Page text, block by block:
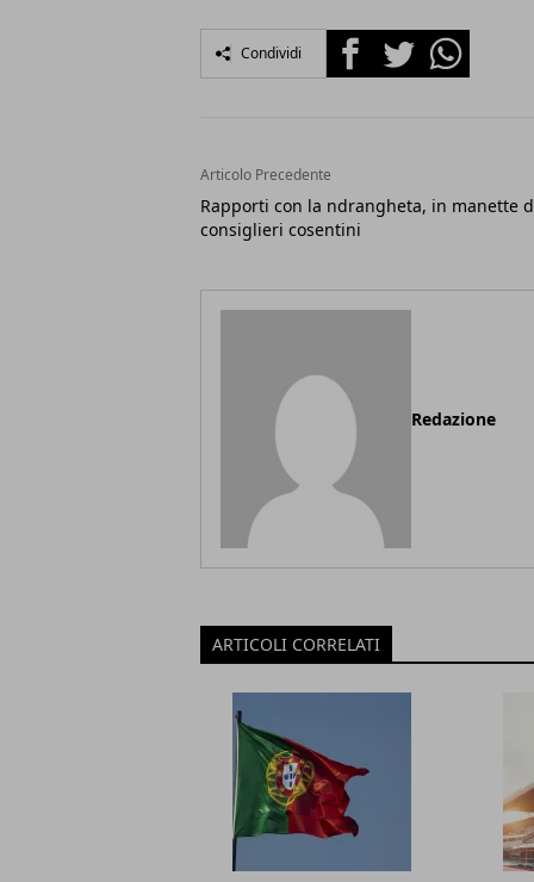
Condividi FacebookTwitterWhatsapp
Articolo Precedente
Rapporti con la ndrangheta, in manette
consiglieri cosentini
Redazione
ARTICOLI CORRELATI